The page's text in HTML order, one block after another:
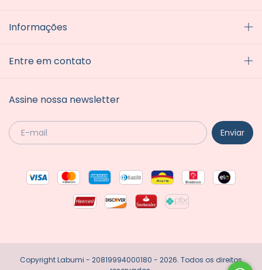
Informações
Entre em contato
Assine nossa newsletter
Copyright Labumi - 20819994000180 - 2026. Todos os direitos